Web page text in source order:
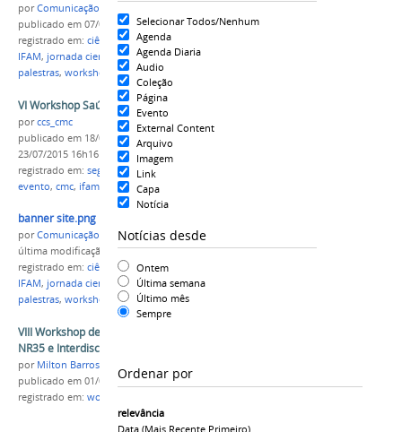
Selecionar Todos/Nenhum
Agenda
Agenda Diaria
Audio
Coleção
Página
Evento
External Content
Arquivo
Imagem
Link
Capa
Notícia
Notícias desde
Ontem
Última semana
Último mês
Sempre
Ordenar por
relevância
Data (mais Recente Primeiro)
porComunicação CPR
publicado em 07/06/2022
registrado em: ciência,tecnologia
IFAM, jornada científica, minicurso,oficinas
palestras, workshop Amazônia
VI Workshop Saúde e Segurança do Trabalho
porccs_cmc
publicado em 18/06/2015 — última modificação
23/07/2015 16h16
registrado em: segurança do trabalho
evento, cmc, ifamcmc
banner site.png
porComunicação CPR
última modificação
em 07/06/2022 22h46
registrado em: ciência,tecnologia
IFAM, jornada científica, minicurso,oficinas
palestras, workshop Amazônia
VIII Workshop de Segurança e Saúde - NR10 e
NR35 e Interdisciplinaridade
por Milton Barros
publicado em 01/06/2017
registrado em: workshop